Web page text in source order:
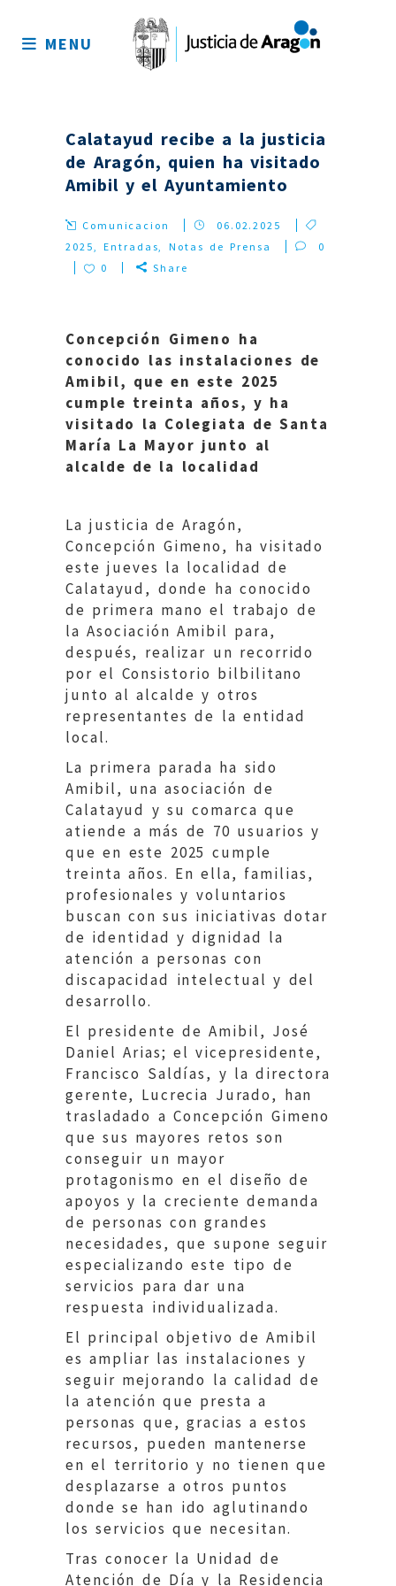
sitio
MENU
Calatayud recibe a la justicia
de Aragón, quien ha visitado
Amibil y el Ayuntamiento
Comunicacion
06.02.2025
2025,Entradas, Notas de Prensa
0
0
Share
Concepción Gimeno ha
conocido las instalaciones de
Amibil, que en este 2025
cumple treinta años, y ha
visitado la Colegiata de Santa
María La Mayor junto al
alcalde de la localidad
La justicia de Aragón,
Concepción Gimeno, ha visitado
este jueves la localidad de
Calatayud, donde ha conocido
de primera mano el trabajo de
la Asociación Amibil para,
después, realizar un recorrido
por el Consistorio bilbilitano
junto al alcalde y otros
representantes de la entidad
local.
La primera parada ha sido
Amibil, una asociación de
Calatayud y su comarca que
atiende a más de 70 usuarios y
que en este 2025 cumple
treinta años. En ella, familias,
profesionales y voluntarios
buscan con sus iniciativas dotar
de identidad y dignidad la
atención a personas con
discapacidad intelectual y del
desarrollo.
El presidente de Amibil, José
Daniel Arias; el vicepresidente,
Francisco Saldías, y la directora
gerente, Lucrecia Jurado, han
trasladado a Concepción Gimeno
que sus mayores retos son
conseguir un mayor
protagonismo en el diseño de
apoyos y la creciente demanda
de personas con grandes
necesidades, que supone seguir
especializando este tipo de
servicios para dar una
respuesta individualizada.
El principal objetivo de Amibil
es ampliar las instalaciones y
seguir mejorando la calidad de
la atención que presta a
personas que, gracias a estos
recursos, pueden mantenerse
en el territorio y no tienen que
desplazarse a otros puntos
donde se han ido aglutinando
los servicios que necesitan.
Tras conocer la Unidad de
Atención de Día y la Residencia